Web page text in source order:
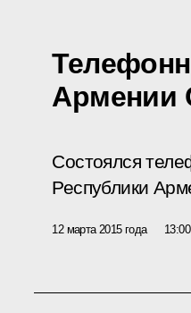
Армении
Состоялся
Республики
12 марта 2015 года 13:00